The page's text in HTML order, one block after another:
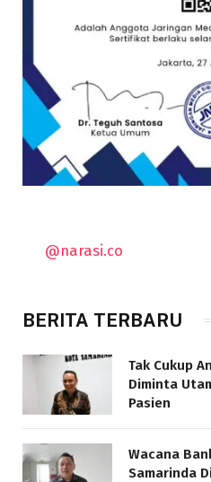
@narasi.co
BERITA TERBARU
Tak Cukup
Diminta
Pasien
Wacana
Samarinda